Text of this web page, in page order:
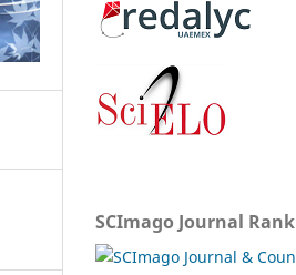
SCImago Journal Rank